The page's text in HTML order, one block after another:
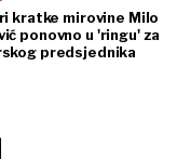
kratke mirovine Milo
ponovno u 'ringu' za
predsjednika